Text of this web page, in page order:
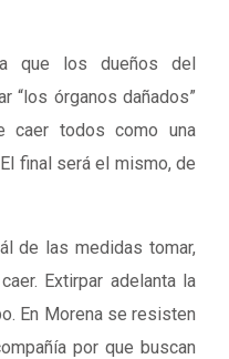
que los dueños del
“los órganos dañados”
caer todos como una
final será el mismo, de
de las medidas tomar,
Extirpar adelanta la
En Morena se resisten
por que buscan